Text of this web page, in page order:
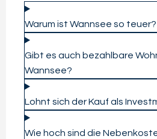
Warum ist Wannsee so teuer?
Gibt es auch bezahlbare
Wannsee?
Lohnt sich der Kauf als
Wie hoch sind die